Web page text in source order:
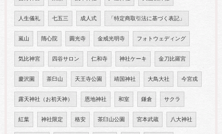
人生儀礼 七五三 成人式 「特定商取引法に基づく表記」
嵐山 隋心院 圓光寺 金戒光明寺 フォトウェディング
気比神宮 四谷サロン 仁和寺 神社ケーキ 金刀比羅宮
慶沢園 茶臼山 天王寺公園 靖国神社 大鳥大社 今宮戎
露天神社（お初天神） 恩地神社 和室 鎌倉 サクラ
紅葉 神社限定 格安 茶臼山公園 宮本武蔵 八大神社